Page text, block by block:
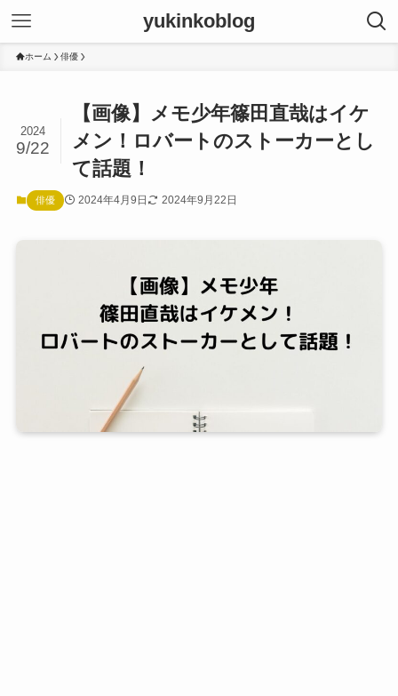
yukinkoblog
ホーム 俳優
【画像】メモ少年篠田直哉はイケ
メン！ロバートのストーカーとし
て話題！
2024
9/22
俳優 2024年4月9日 2024年9月22日